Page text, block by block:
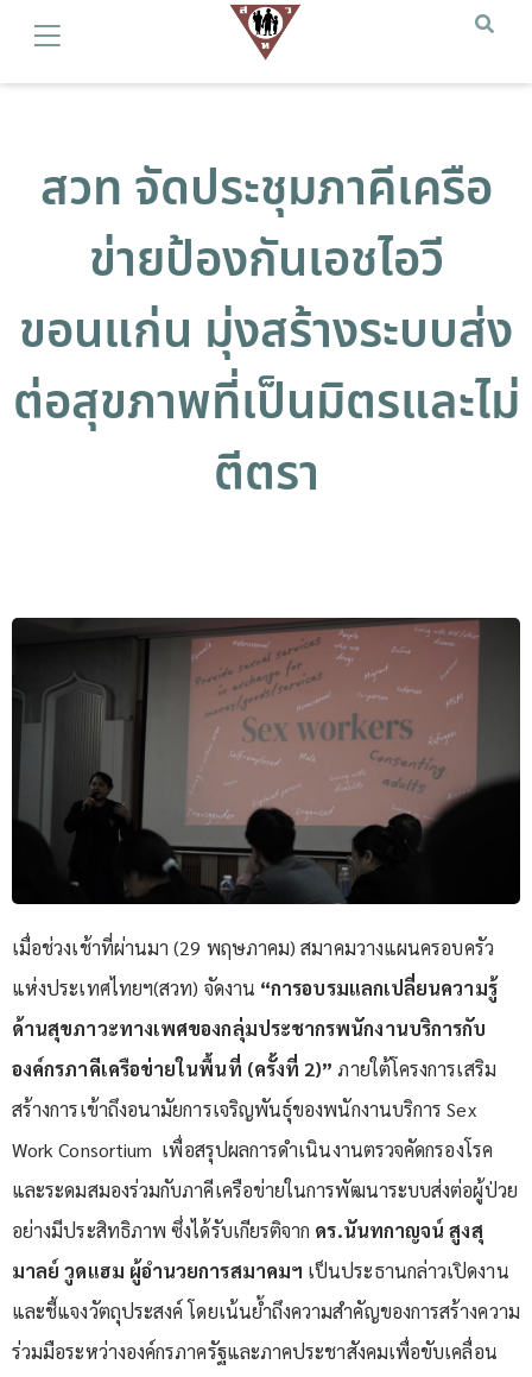
สวท จัดประชุมภาคีเครือ
ข่ายป้องกันเอชไอวี
ขอนแก่น มุ่งสร้างระบบส่ง
ต่อสุขภาพที่เป็นมิตรและไม่
ตีตรา
เมื่อช่วงเช้าที่ผ่านมา (29 พฤษภาคม) สมาคมวางแผนครอบครัว
แห่งประเทศไทยฯ(สวท) จัดงาน “การอบรมแลกเปลี่ยนความรู้
ด้านสุขภาวะทางเพศของกลุ่มประชากรพนักงานบริการกับ
องค์กรภาคีเครือข่ายในพื้นที่ (ครั้งที่ 2)” ภายใต้โครงการเสริม
สร้างการเข้าถึงอนามัยการเจริญพันธุ์ของพนักงานบริการ Sex
Work Consortium เพื่อสรุปผลการดำเนินงานตรวจคัดกรองโรค
และระดมสมองร่วมกับภาคีเครือข่ายในการพัฒนาระบบส่งต่อผู้ป่วย
อย่างมีประสิทธิภาพ ซึ่งได้รับเกียรติจาก ดร.นันทกาญจน์ สูงสุ
มาลย์ วูดแฮม ผู้อำนวยการสมาคมฯ เป็นประธานกล่าวเปิดงาน
และชี้แจงวัตถุประสงค์ โดยเน้นย้ำถึงความสำคัญของการสร้างความ
ร่วมมือระหว่างองค์กรภาครัฐและภาคประชาสังคมเพื่อขับเคลื่อน